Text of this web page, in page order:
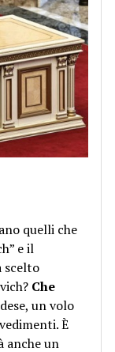
quelli che
e il
scelto
Che
un volo
È
anche un